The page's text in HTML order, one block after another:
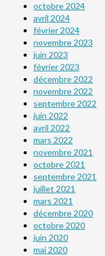
octobre 2024
avril 2024
février 2024
novembre 2023
juin 2023
février 2023
décembre 2022
novembre 2022
septembre 2022
juin 2022
avril 2022
mars 2022
novembre 2021
octobre 2021
septembre 2021
juillet 2021
mars 2021
décembre 2020
octobre 2020
juin 2020
mai 2020